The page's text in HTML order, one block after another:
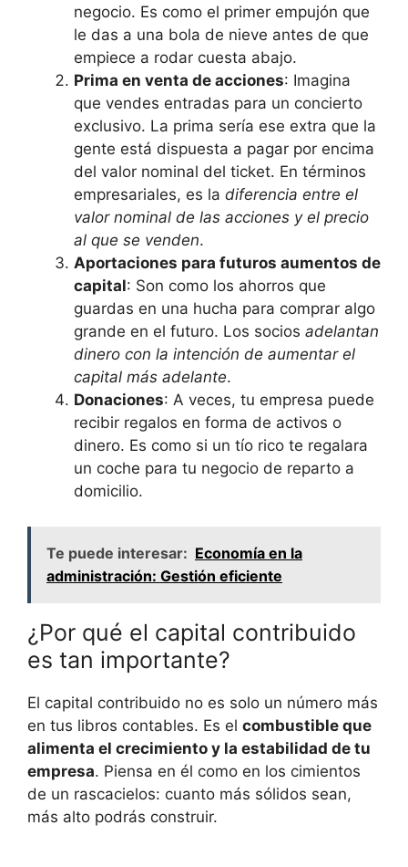
negocio. Es como el primer empujón que
le das a una bola de nieve antes de que
empiece a rodar cuesta abajo.
Prima en venta de acciones: Imagina
que vendes entradas para un concierto
exclusivo. La prima sería ese extra que la
gente está dispuesta a pagar por encima
del valor nominal del ticket. En términos
empresariales, es la diferencia entre el
valor nominal de las acciones y el precio
al que se venden.
Aportaciones para futuros aumentos de
capital: Son como los ahorros que
guardas en una hucha para comprar algo
grande en el futuro. Los socios adelantan
dinero con la intención de aumentar el
capital más adelante.
Donaciones: A veces, tu empresa puede
recibir regalos en forma de activos o
dinero. Es como si un tío rico te regalara
un coche para tu negocio de reparto a
domicilio.
Te puede interesar: Economía en la
administración: Gestión eficiente
¿Por qué el capital contribuido
es tan importante?
El capital contribuido no es solo un número más
en tus libros contables. Es el combustible que
alimenta el crecimiento y la estabilidad de tu
empresa. Piensa en él como en los cimientos
de un rascacielos: cuanto más sólidos sean,
más alto podrás construir.